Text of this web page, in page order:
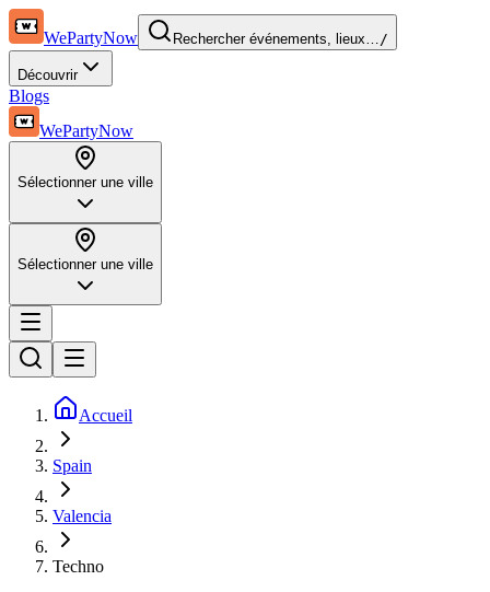
WePartyNow Rechercher événements, lieux…/
Découvrir
Blogs
WePartyNow
Sélectionner une ville
Sélectionner une ville
Accueil
Spain
Valencia
Techno